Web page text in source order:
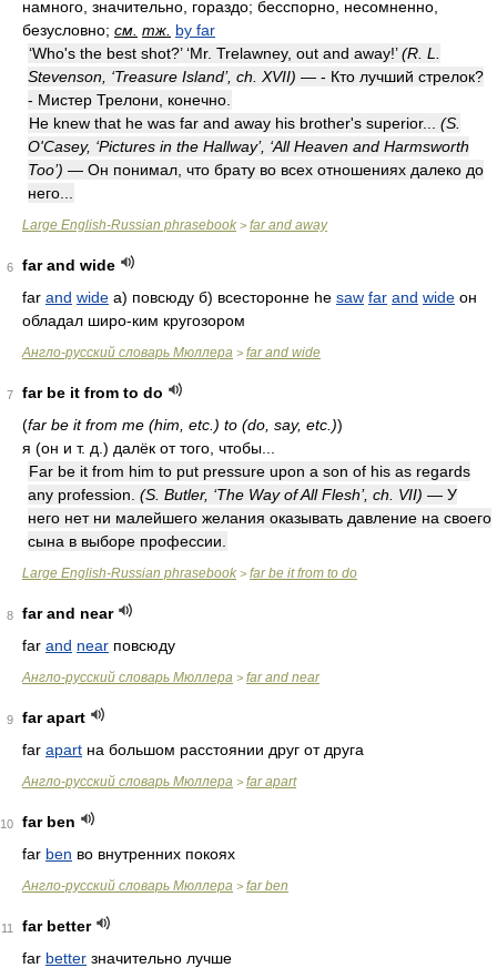
намного, значительно, гораздо; бесспорно, несомненно,
безусловно; см. тж. by far
‘Who's the best shot?’ ‘Mr. Trelawney, out and away!’(R. L.
Stevenson, ‘Treasure Island’, ch. XVII) — - Кто лучший стрелок?
- Мистер Трелони, конечно.
He knew that he was far and away his brother's superior... (S.
O'Casey, ‘Pictures in the Hallway’, ‘All Heaven and Harmsworth
Too’) — Он понимал, что брату во всех отношениях далеко до
него...
Large English-Russian phrasebook > far and away
6
far and wide
far and wide а) повсюду б) всесторонне he saw far and wide он
обладал широ-ким кругозором
Англо-русский словарь Мюллера > far and wide
7
far be it from to do
(far be it from me (him, etc.) to (do, say, etc.))
я (он и т. д.) далёк от того, чтобы...
Far be it from him to put pressure upon a son of his as regards
any profession. (S. Butler, ‘The Way of All Flesh’, ch. VII) — У
него нет ни малейшего желания оказывать давление на своего
сына в выборе профессии.
Large English-Russian phrasebook > far be it from to do
8
far and near
far and near повсюду
Англо-русский словарь Мюллера > far and near
9
far apart
far apart на большом расстоянии друг от друга
Англо-русский словарь Мюллера > far apart
10
far ben
far ben во внутренних покоях
Англо-русский словарь Мюллера > far ben
11
far better
far better значительно лучше